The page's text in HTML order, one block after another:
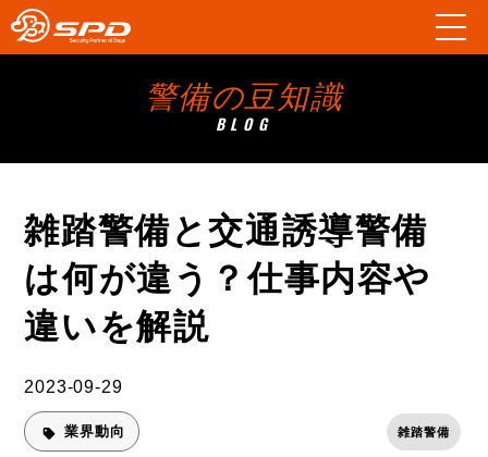
警備の豆知識
BLOG
雑踏警備と交通誘導警備
は何が違う？仕事内容や
違いを解説
2023-09-29
業界動向 雑踏警備